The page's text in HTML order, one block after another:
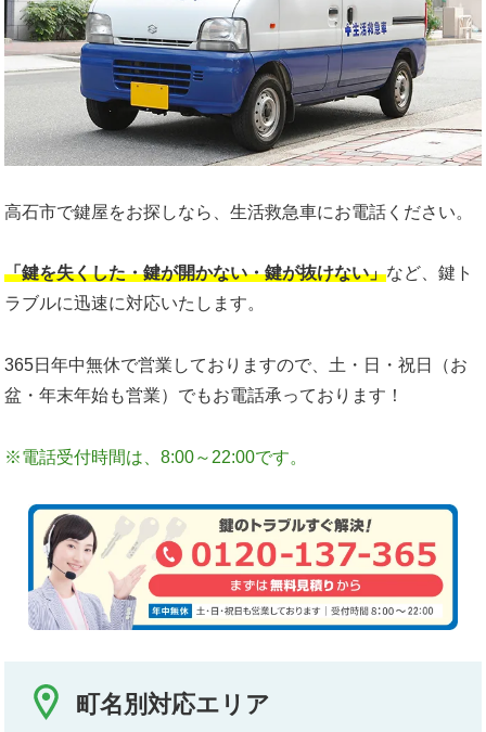
高石市で鍵屋をお探しなら、生活救急車にお電話ください。
「鍵を失くした・鍵が開かない・鍵が抜けない」など、鍵ト
ラブルに迅速に対応いたします。
365日年中無休で営業しておりますので、土・日・祝日（お
盆・年末年始も営業）でもお電話承っております！
※電話受付時間は、8:00～22:00です。
町名別対応エリア